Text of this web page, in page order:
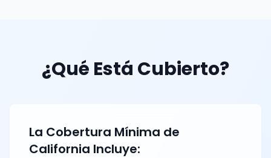
¿Qué Está Cubierto?
La Cobertura Mínima de
California Incluye: